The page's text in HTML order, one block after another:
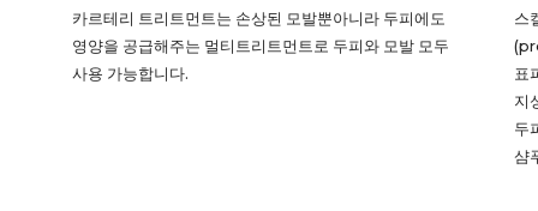
카르테리 트리트먼트는 손상된 모발뿐아니라 두피에도
영양을 공급해주는 멀티트리트먼트로 두피와 모발 모두
사용 가능합니다.
스
표
지
두
샴